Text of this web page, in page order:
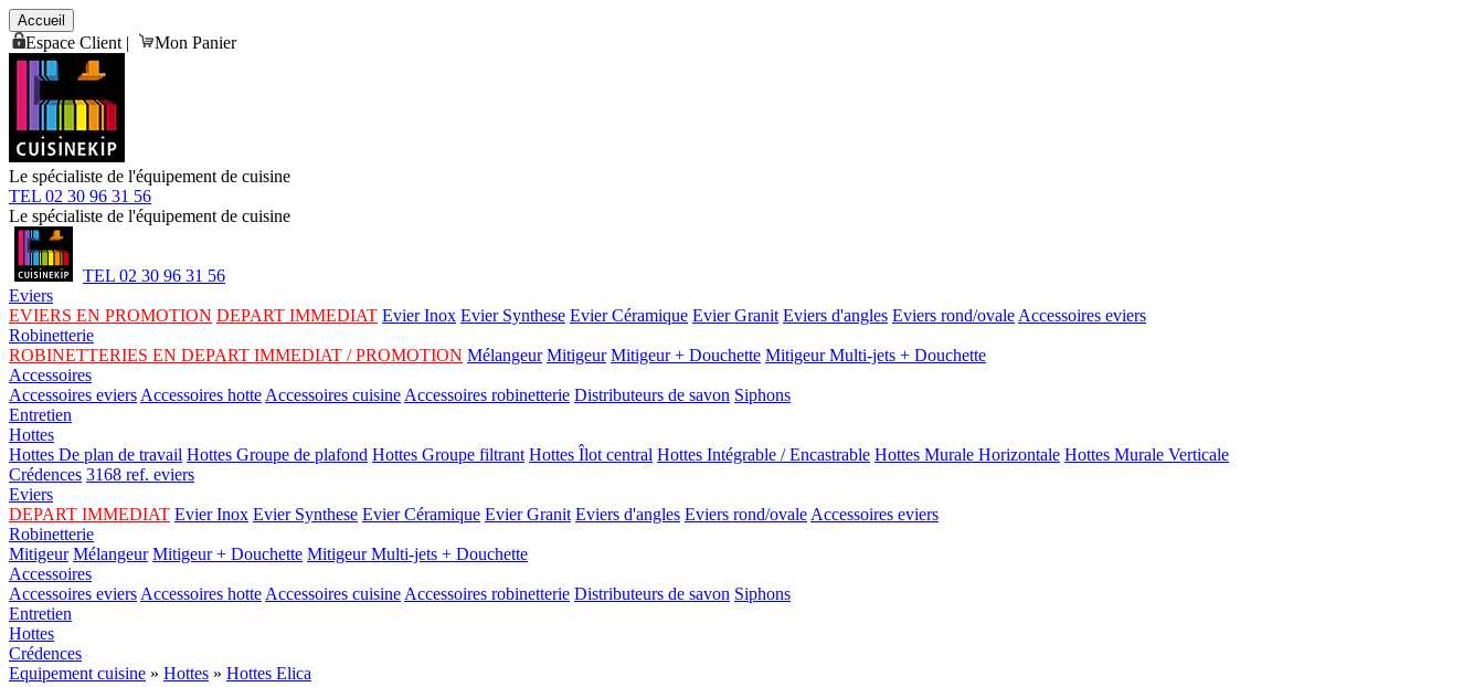
Accueil
Espace Client | Mon Panier
Le spécialiste de l'équipement de cuisine
TEL 02 30 96 31 56
Le spécialiste de l'équipement de cuisine
TEL 02 30 96 31 56
Eviers
EVIERS EN PROMOTION DEPART IMMEDIAT Evier Inox Evier Synthese Evier Céramique Evier Granit Eviers d'angles Eviers rond/ovale Accessoires eviers
Robinetterie
ROBINETTERIES EN DEPART IMMEDIAT / PROMOTION Mélangeur Mitigeur Mitigeur + Douchette Mitigeur Multi-jets + Douchette
Accessoires
Accessoires eviers Accessoires hotte Accessoires cuisine Accessoires robinetterie Distributeurs de savon Siphons
Entretien
Hottes
Hottes De plan de travail Hottes Groupe de plafond Hottes Groupe filtrant Hottes Îlot central Hottes Intégrable / Encastrable Hottes Murale Horizontale Hottes Murale Verticale
Crédences 3168 ref. eviers
Eviers
DEPART IMMEDIAT Evier Inox Evier Synthese Evier Céramique Evier Granit Eviers d'angles Eviers rond/ovale Accessoires eviers
Robinetterie
Mitigeur Mélangeur Mitigeur + Douchette Mitigeur Multi-jets + Douchette
Accessoires
Accessoires eviers Accessoires hotte Accessoires cuisine Accessoires robinetterie Distributeurs de savon Siphons
Entretien
Hottes
Crédences
Equipement cuisine » Hottes » Hottes Elica